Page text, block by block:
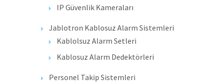
IP Güvenlik Kameraları
Jablotron Kablosuz Alarm Sistemleri
Kablolsuz Alarm Setleri
Kablosuz Alarm Dedektörleri
Personel Takip Sistemleri